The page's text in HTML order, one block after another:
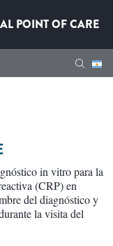
POINT OF CARE
in vitro para la
(CRP) en
del diagnóstico y
la visita del